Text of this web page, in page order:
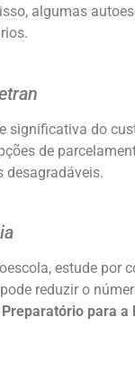
algumas
significativa do
de
desagradáveis.
estude por
reduzir o
Preparatório para a